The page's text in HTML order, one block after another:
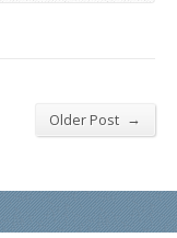
Older Post →